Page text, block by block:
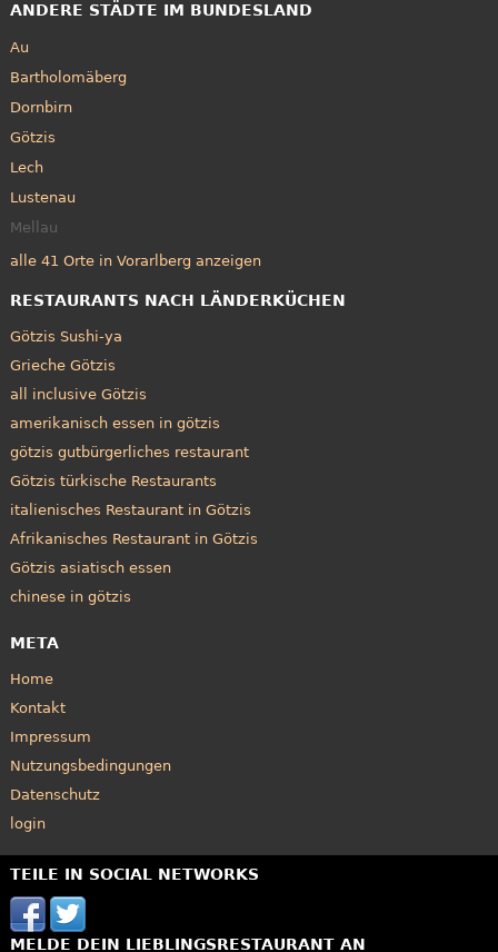
ANDERE STÄDTE IM BUNDESLAND
Au
Bartholomäberg
Dornbirn
Götzis
Lech
Lustenau
Mellau
alle 41 Orte in Vorarlberg anzeigen
RESTAURANTS NACH LÄNDERKÜCHEN
Götzis Sushi-ya
Grieche Götzis
all inclusive Götzis
amerikanisch essen in götzis
götzis gutbürgerliches restaurant
Götzis türkische Restaurants
italienisches Restaurant in Götzis
Afrikanisches Restaurant in Götzis
Götzis asiatisch essen
chinese in götzis
META
Home
Kontakt
Impressum
Nutzungsbedingungen
Datenschutz
login
TEILE IN SOCIAL NETWORKS
MELDE DEIN LIEBLINGSRESTAURANT AN